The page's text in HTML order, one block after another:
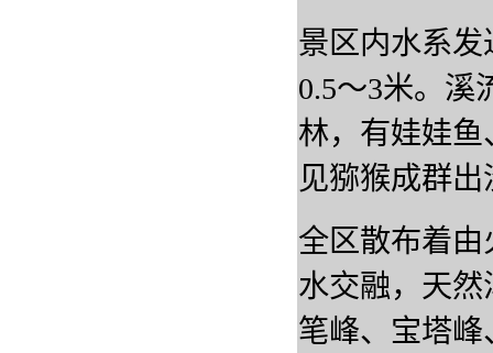
景区内水系发
0.5～3米。溪
林，有娃娃
见猕猴成群出
全区散布着
水交融，天
笔峰、宝塔